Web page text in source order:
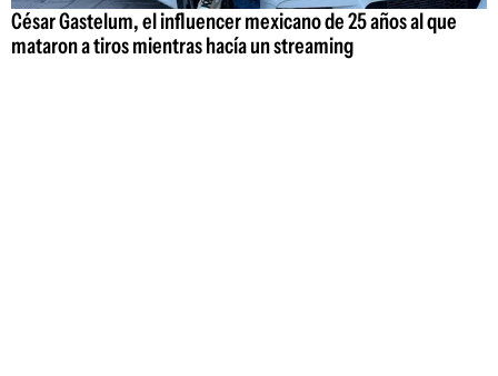
César Gastelum, el influencer mexicano de 25 años al que
mataron a tiros mientras hacía un streaming